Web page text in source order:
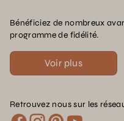
Bénéficiez de nombreux
programme de fidélité.
Voir plus
Retrouvez nous sur les